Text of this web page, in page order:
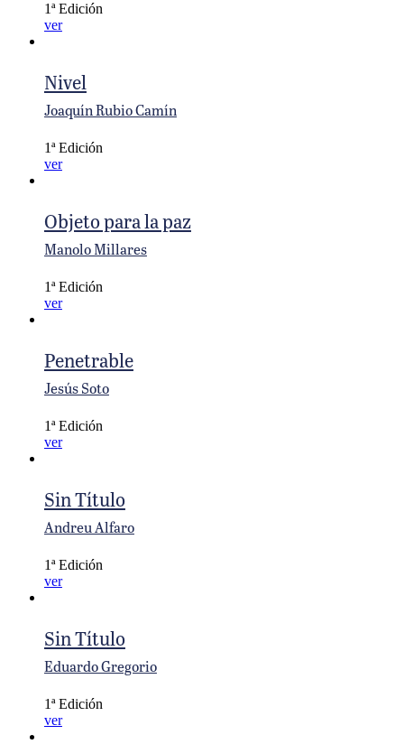
1ª Edición
ver
Nivel
Joaquín Rubio Camín
1ª Edición
ver
Objeto para la paz
Manolo Millares
1ª Edición
ver
Penetrable
Jesús Soto
1ª Edición
ver
Sin Título
Andreu Alfaro
1ª Edición
ver
Sin Título
Eduardo Gregorio
1ª Edición
ver